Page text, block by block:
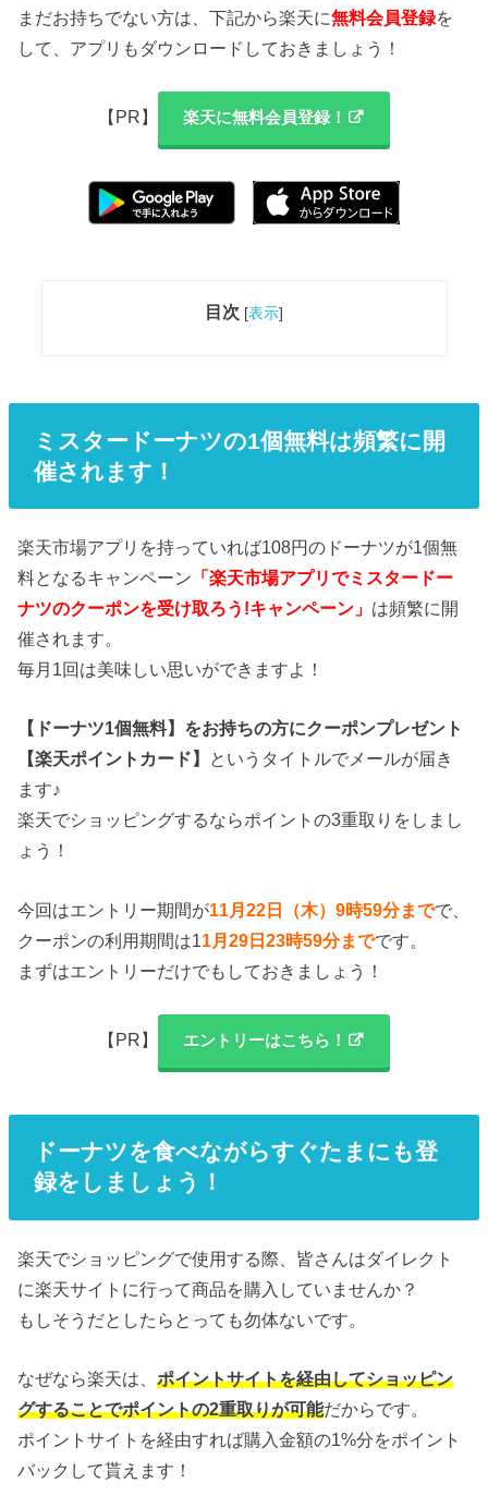
まだお持ちでない方は、下記から楽天に無料会員登録を
して、アプリもダウンロードしておきましょう！
【PR】 楽天に無料会員登録！
目次 [表示]
ミスタードーナツの1個無料は頻繁に開
催されます！
楽天市場アプリを持っていれば108円のドーナツが1個無
料となるキャンペーン 「楽天市場アプリでミスタードー
ナツのクーポンを受け取ろう!キャンペーン」 は頻繁に開
催されます。
毎月1回は美味しい思いができますよ！
【ドーナツ1個無料】をお持ちの方にクーポンプレゼント
【楽天ポイントカード】 というタイトルでメールが届き
ます♪
楽天でショッピングするならポイントの3重取りをしまし
ょう！
今回はエントリー期間が11月22日（木）9時59分までで、
クーポンの利用期間は1 1月29日23時59分までです。
まずはエントリーだけでもしておきましょう！
【PR】 エントリーはこちら！
ドーナツを食べながらすぐたまにも登
録をしましょう！
楽天でショッピングで使用する際、皆さんはダイレクト
に楽天サイトに行って商品を購入していませんか？
もしそうだとしたらとっても勿体ないです。
なぜなら楽天は、ポイントサイトを経由してショッピン
グすることでポイントの2重取りが可能だからです。
ポイントサイトを経由すれば購入金額の1%分をポイント
バックして貰えます！